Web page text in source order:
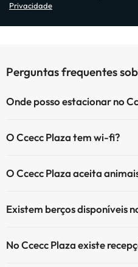
Privacidade
Perguntas frequentes
Onde posso estacionar no
(sujeito a disponibilidade):
Estacionamento exterior pago
O Ccecc Plaza tem wi-fi?
O Ccecc Plaza dispõe de
O Ccecc Plaza aceita
pagamento directo no local).
Existem berços disponíveis
directo no local).
No Ccecc Plaza existe